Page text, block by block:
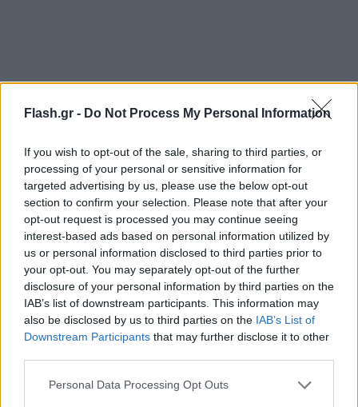
Flash.gr - Do Not Process My Personal Information
If you wish to opt-out of the sale, sharing to third parties, or
processing of your personal or sensitive information for
targeted advertising by us, please use the below opt-out
section to confirm your selection. Please note that after your
opt-out request is processed you may continue seeing
interest-based ads based on personal information utilized by
us or personal information disclosed to third parties prior to
your opt-out. You may separately opt-out of the further
disclosure of your personal information by third parties on the
IAB’s list of downstream participants. This information may
also be disclosed by us to third parties on the IAB’s List of
Downstream Participants that may further disclose it to other
Please note that this website/app uses one or more Google
Personal Data Processing Opt Outs